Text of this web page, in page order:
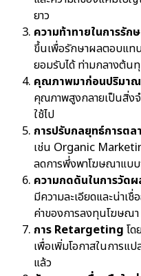
ยาว
ความท้าทายในการรัก
ขึ้นเพื่อรักษาผลตอบแท
ยอมรับได้ ท่ามกลางต้น
คุณภาพมาก่อนปริมาณ
คุณภาพสูงกลายเป็นสิ่ง
ใช้ไป
การปรับกลยุทธ์การตล
เช่น Organic
ลดการพึ่งพาโฆษณาแบบ
ความกดดันในการวัดผ
มีความละเอียดและน่าเ
ค่าของการลงทุนโฆษณา
การ Retargetingโ
เพื่อเพิ่มโอกาสในการ
แล้ว